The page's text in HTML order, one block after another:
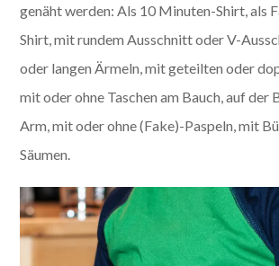
genäht werden: Als 10 Minuten-Shirt, als
Shirt, mit rundem Ausschnitt oder V-
oder langen Ärmeln, mit geteilten oder
mit oder ohne Taschen am Bauch, auf der
Arm, mit oder ohne (Fake)-Paspeln, mit
Säumen.